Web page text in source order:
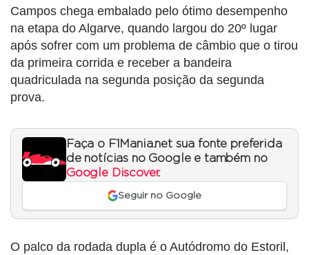
Campos chega embalado pelo ótimo desempenho
na etapa do Algarve, quando largou do 20º lugar
após sofrer com um problema de câmbio que o tirou
da primeira corrida e receber a bandeira
quadriculada na segunda posição da segunda
prova.
Faça o F1Mania.net sua fonte preferida
de notícias no Google e também no
Google Discover.
Seguir no Google
O palco da rodada dupla é o Autódromo do Estoril,